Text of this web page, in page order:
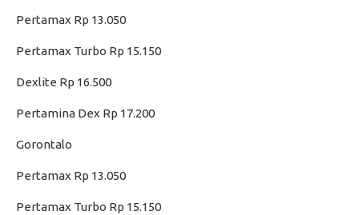
Pertamax Rp 13.050
Pertamax Turbo Rp 15.150
Dexlite Rp 16.500
Pertamina Dex Rp 17.200
Gorontalo
Pertamax Rp 13.050
Pertamax Turbo Rp 15.150